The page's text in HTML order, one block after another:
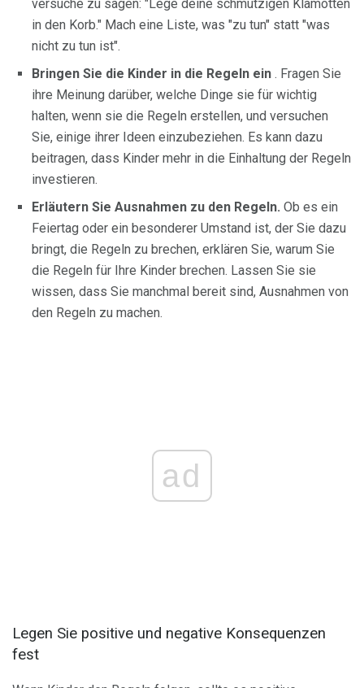
versuche zu sagen: "Lege deine schmutzigen Klamotten
in den Korb." Mach eine Liste, was "zu tun" statt "was
nicht zu tun ist".
Bringen Sie die Kinder in die Regeln ein . Fragen Sie
ihre Meinung darüber, welche Dinge sie für wichtig
halten, wenn sie die Regeln erstellen, und versuchen
Sie, einige ihrer Ideen einzubeziehen. Es kann dazu
beitragen, dass Kinder mehr in die Einhaltung der Regeln
investieren.
Erläutern Sie Ausnahmen zu den Regeln. Ob es ein
Feiertag oder ein besonderer Umstand ist, der Sie dazu
bringt, die Regeln zu brechen, erklären Sie, warum Sie
die Regeln für Ihre Kinder brechen. Lassen Sie sie
wissen, dass Sie manchmal bereit sind, Ausnahmen von
den Regeln zu machen.
ad
Legen Sie positive und negative Konsequenzen
fest